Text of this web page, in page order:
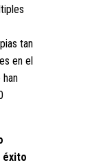
tan
en el
éxito